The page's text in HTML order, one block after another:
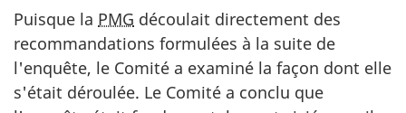
Puisque la PMG découlait directement des
recommandations formulées à la suite de
l'enquête, le Comité a examiné la façon dont elle
s'était déroulée. Le Comité a conclu que